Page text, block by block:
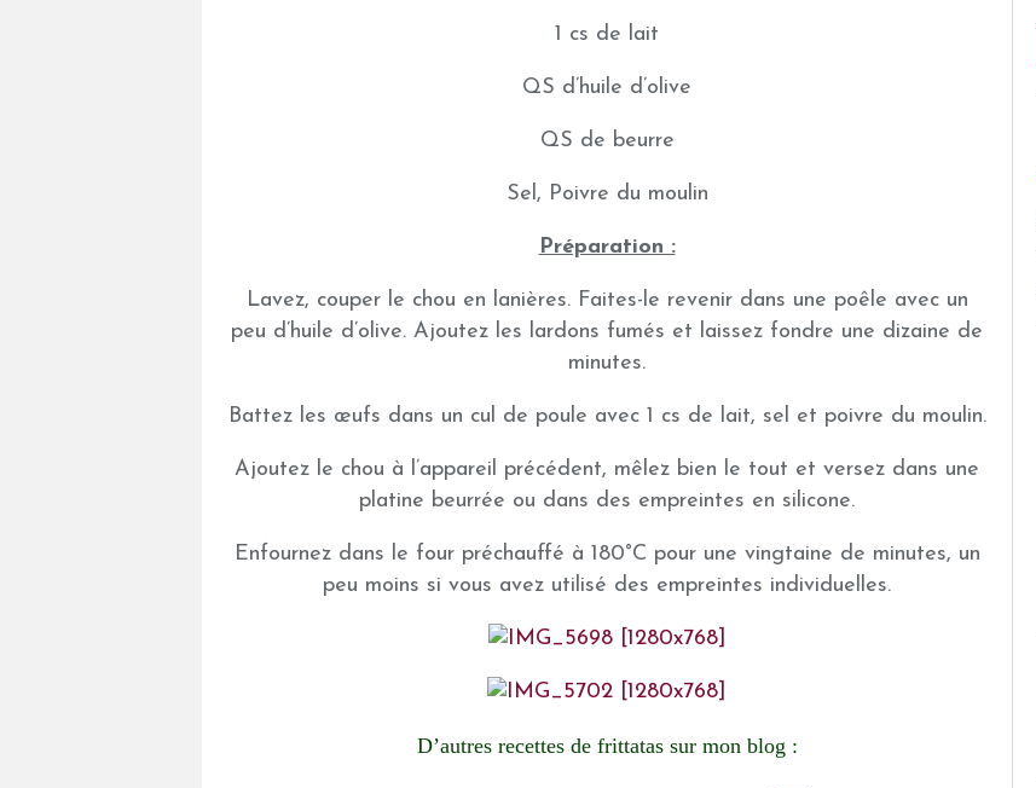
1 cs de lait
QS d’huile d’olive
QS de beurre
Sel, Poivre du moulin
Préparation :
Lavez, couper le chou en lanières. Faites-le revenir dans une poêle avec un
peu d’huile d’olive. Ajoutez les lardons fumés et laissez fondre une dizaine de
minutes.
Battez les œufs dans un cul de poule avec 1 cs de lait, sel et poivre du moulin.
Ajoutez le chou à l’appareil précédent, mêlez bien le tout et versez dans une
platine beurrée ou dans des empreintes en silicone.
Enfournez dans le four préchauffé à 180°C pour une vingtaine de minutes, un
peu moins si vous avez utilisé des empreintes individuelles.
D’autres recettes de frittatas sur mon blog :